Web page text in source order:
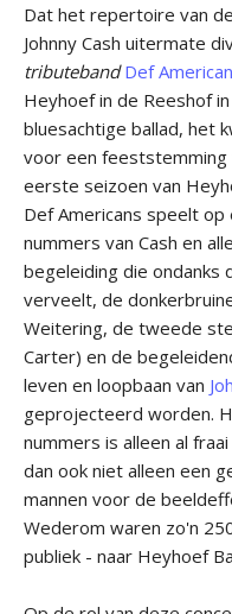
Dat het repertoire van
Johnny Cash uitermate
tributeband Def
Heyhoef in de Reeshof
bluesachtige ballad, het
voor een
eerste seizoen van
Def Americans speelt
nummers van Cash en
begeleiding die ondanks
verveelt, de
Weitering, de tweede
Carter) en de
leven en loopbaan van
geprojecteerd worden.
nummers is alleen al
dan ook niet alleen een
mannen voor de
Wederom waren zo'n
publiek - naar Heyhoef